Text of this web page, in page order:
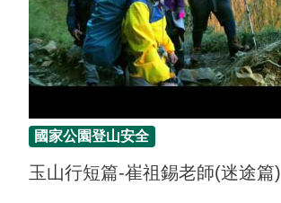
國家公園登山安全
玉山行短篇-崔祖錫老師(迷途篇)